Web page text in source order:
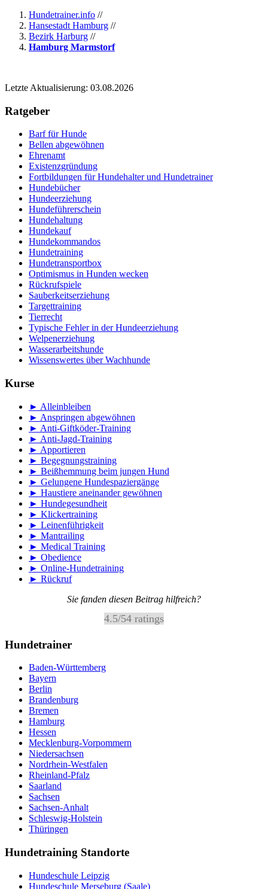
Hundetrainer.info //
Hansestadt Hamburg //
Bezirk Harburg //
Hamburg Marmstorf
Letzte Aktualisierung: 03.08.2026
Ratgeber
Barf für Hunde
Bellen abgewöhnen
Ehrenamt
Existenzgründung
Fortbildungen für Hundehalter und Hundetrainer
Hundebücher
Hundeerziehung
Hundeführerschein
Hundehaltung
Hundekauf
Hundekommandos
Hundetraining
Hundetransportbox
Optimismus in Hunden wecken
Rückrufspiele
Sauberkeitserziehung
Targettraining
Tierrecht
Typische Fehler in der Hundeerziehung
Welpenerziehung
Wasserarbeitshunde
Wissenswertes über Wachhunde
Kurse
► Alleinbleiben
► Anspringen abgewöhnen
► Anti-Giftköder-Training
► Anti-Jagd-Training
► Apportieren
► Begegnungstraining
► Beißhemmung beim jungen Hund
► Gelungene Hundespaziergänge
► Haustiere aneinander gewöhnen
► Hundegesundheit
► Klickertraining
► Leinenführigkeit
► Mantrailing
► Medical Training
► Obedience
► Online-Hundetraining
► Rückruf
Sie fanden diesen Beitrag hilfreich?
4.5/54 ratings
Hundetrainer
Baden-Württemberg
Bayern
Berlin
Brandenburg
Bremen
Hamburg
Hessen
Mecklenburg-Vorpommern
Niedersachsen
Nordrhein-Westfalen
Rheinland-Pfalz
Saarland
Sachsen
Sachsen-Anhalt
Schleswig-Holstein
Thüringen
Hundetraining Standorte
Hundeschule Leipzig
Hundeschule Merseburg (Saale)